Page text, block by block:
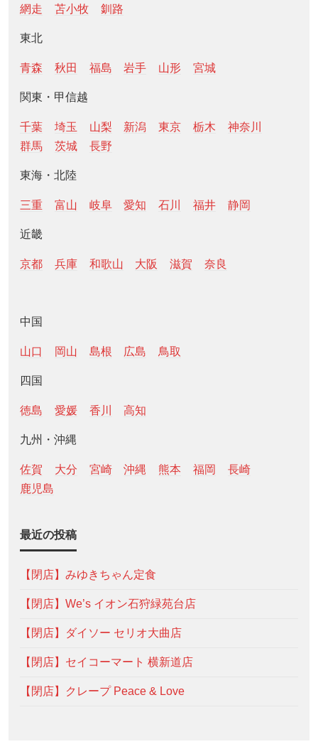
網走
苫小牧 釧路
東北
青森 秋田 福島 岩手 山形 宮城
関東・甲信越
千葉 埼玉 山梨 新潟 東京 栃木
神奈川
群馬
茨城 長野
東海・北陸
三重 富山 岐阜 愛知 石川 福井 静岡
近畿
京都 兵庫 和歌山 大阪 滋賀 奈良
中国
山口 岡山 島根 広島 鳥取
四国
徳島 愛媛 香川 高知
九州・沖縄
佐賀 大分 宮崎 沖縄 熊本 福岡
長崎
鹿児島
最近の投稿
【閉店】みゆきちゃん定食
【閉店】We’s イオン石狩緑苑台店
【閉店】ダイソー セリオ大曲店
【閉店】セイコーマート 横新道店
【閉店】クレープ Peace & Love